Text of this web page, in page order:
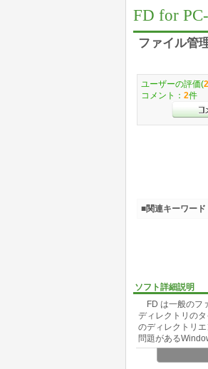
FD for
ファイル管
ソフト詳細説明
FD は一般のフ
ディレクトリの
のディレクトリ
問題がある
ユーザーの評価(2
コメント： 2件
■関連キーワード